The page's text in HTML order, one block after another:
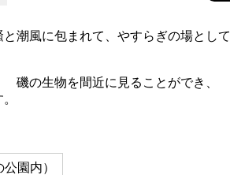
潮風に包まれて、やすらぎの場として
の生物を間近に見ることができ、
園内）